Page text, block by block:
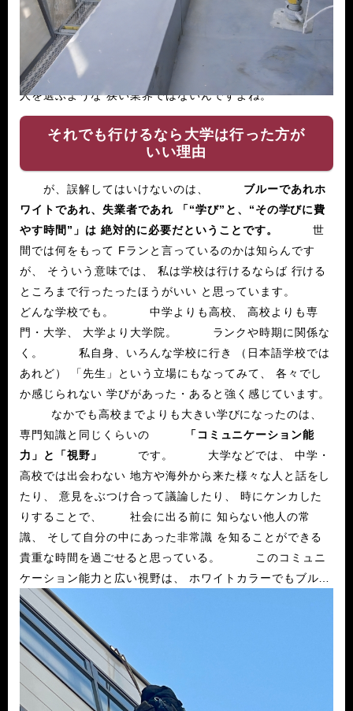
戸が広いから」
者であれ、元犯罪者であれ 門戸を広く広く開けて 様々な
人を受け入れてきました。 ホワイトカラーにはな
い多様性が 現場にはあります。 学歴がいい悪いで、
人を選ぶような 狭い業界ではないんですよね。
それでも行けるなら大学は行った方が
いい理由
ブルーであれホ
ワイトであれ、失業者であれ
「“学び”と、“その学びに費
やす時間”」は 絶対的に必要だということです。
間では何をもって Fランと言っているのかは知らんです
が、 そういう意味では、 私は学校は行けるならば 行ける
ところまで行ったったほうがいい と思っています。
どんな学校でも。 中学よりも高校、 高校よりも専
門・大学、 大学より大学院。 ランクや時期に関係な
く。 私自身、いろんな学校に行き （日本語学校では
あれど） 「先生」という立場にもなってみて、 各々でし
か感じられない 学びがあった・あると強く感じています。
「コミュニケーション能
力」と「視野」
高校では出会わない 地方や海外から来た様々な人と話をし
たり、 意見をぶつけ合って議論したり、 時にケンカした
りすることで、 社会に出る前に 知らない他人の常
識、 そして自分の中にあった非常識 を知ることができる
貴重な時間を過ごせると思っている。 このコミュニ
ケーション能力と広い視野は、 ホワイトカラーでもブルー
カラーでも あった分だけ得をすると感じます。 当
然、 私が得たコミュニケーション能力や視野なんざ 私以
上に学びを深めた人たちに比べりゃ 屁のツッパリにもなり
ませんが、 それでも小学校より中学、 中学より高校
では得られなかった 大きなものがあると思っています。